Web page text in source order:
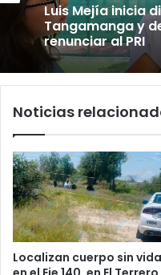
Luis Mejía inicia
Tangamanga y
renunciar al PRI
Noticias
Localizan cuerpo sin vida